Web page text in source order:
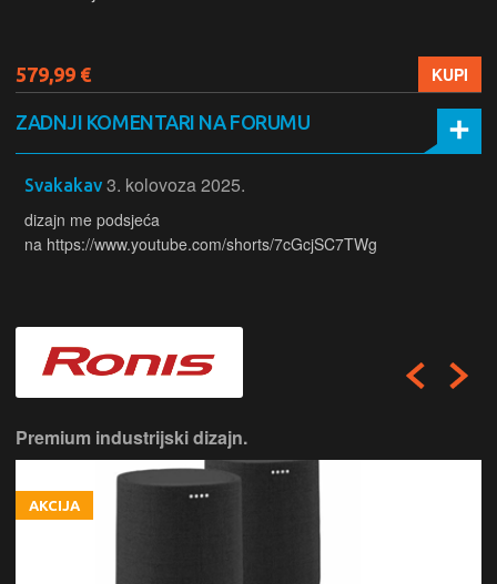
579,99 € KUPI
ZADNJI KOMENTARI NA FORUMU
Svakakav 3. kolovoza 2025.
dizajn me podsjeća
na https://www.youtube.com/shorts/7cGcjSC7TWg
Premium industrijski dizajn.
AKCIJA